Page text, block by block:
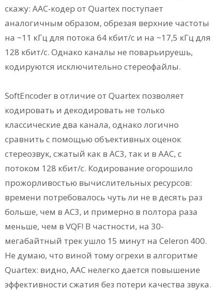
скажу: ААС-кодер от Quartex поступает
аналогичным образом, обрезая верхние частоты
на ~11 кГц для потока 64 кбит/с и на ~17,5 кГц для
128 кбит/с. Однако каналы не поварьируешь,
кодируются исключительно стереофайлы.
SoftEncoder в отличие от Quartex позволяет
кодировать и декодировать не только
классические два канала, однако логично
сравнить с помощью объективных оценок
стереозвук, сжатый как в АС3, так и в ААС, с
потоком 128 кбит/с. Кодирование огорошило
прожорливостью вычислительных ресурсов:
времени потребовалось чуть ли не в десять раз
больше, чем в АС3, и примерно в полтора раза
меньше, чем в VQF! В частности, на 30-
мегабайтный трек ушло 15 минут на Celeron 400.
Не думаю, что виной тому огрехи в алгоритме
Quartex: видно, ААС нелегко дается повышение
эффективности сжатия без потери качества звука.